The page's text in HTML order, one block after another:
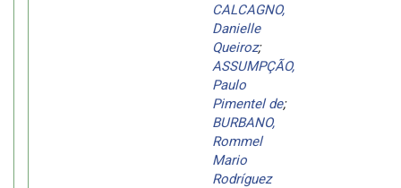
CALCAGNO,
Danielle
Queiroz;
ASSUMPÇÃO,
Paulo
Pimentel de;
BURBANO,
Rommel
Mario
Rodríguez